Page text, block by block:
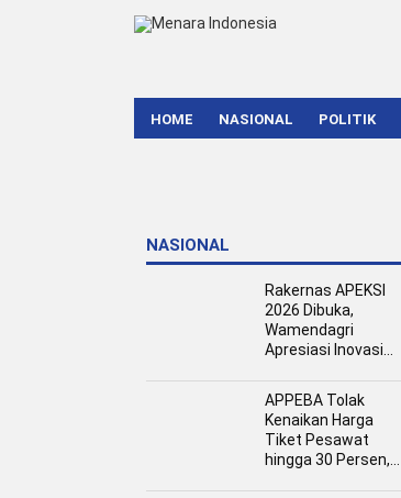
HOME NASIONAL POLITIK
NASIONAL
Rakernas APEKSI
2026 Dibuka,
Wamendagri
Apresiasi Inovasi
APPEBA Tolak
Kenaikan Harga
Tiket Pesawat
hingga 30 Persen,